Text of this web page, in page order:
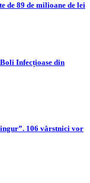
de 89 de milioane de lei
Infecțioase din
106 vârstnici vor